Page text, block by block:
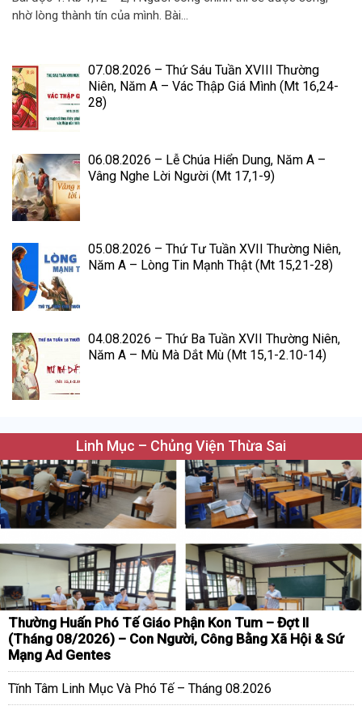
nhờ lòng thành tín của mình. Bài...
07.08.2026 – Thứ Sáu Tuần XVIII Thường
Niên, Năm A – Vác Thập Giá Mình (Mt 16,24-
28)
06.08.2026 – Lễ Chúa Hiển Dung, Năm A –
Vâng Nghe Lời Người (Mt 17,1-9)
05.08.2026 – Thứ Tư Tuần XVII Thường Niên,
Năm A – Lòng Tin Mạnh Thật (Mt 15,21-28)
04.08.2026 – Thứ Ba Tuần XVII Thường Niên,
Năm A – Mù Mà Dắt Mù (Mt 15,1-2.10-14)
Linh Mục – Chủng Viện Thừa Sai
Thường Huấn Phó Tế Giáo Phận Kon Tum – Đợt II
(Tháng 08/2026) – Con Người, Công Bằng Xã Hội & Sứ
Mạng Ad Gentes
Tĩnh Tâm Linh Mục Và Phó Tế – Tháng 08.2026